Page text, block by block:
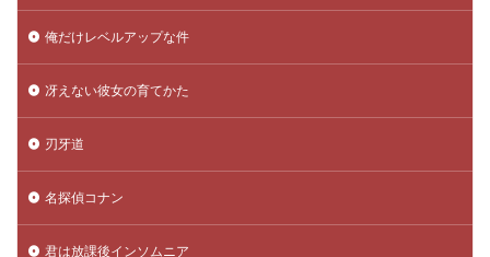
俺だけレベルアップな件
冴えない彼女の育てかた
刃牙道
名探偵コナン
君は放課後インソムニア